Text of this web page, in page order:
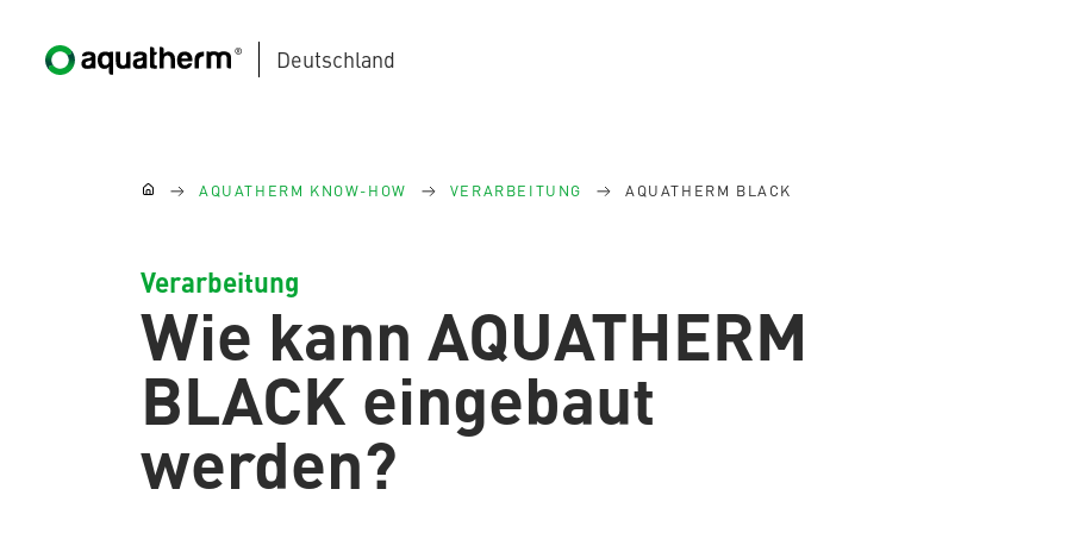
Deutschland
AQUATHERM BLACK
AQUATHERM BLUE
(current)
Kontakt
Sie sind hier:
AQUATHERM KNOW-HOW VERARBEITUNG AQUATHERM BLACK
Verarbeitung
Wie kann AQUATHERM
BLACK eingebaut
werden?